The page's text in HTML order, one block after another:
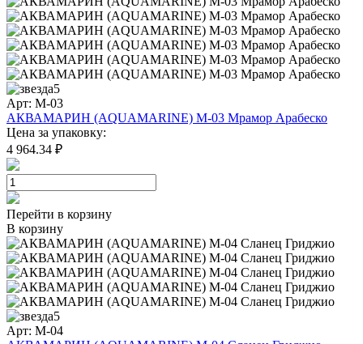
5
Арт: M-03
АКВАМАРИН (AQUAMARINE) M-03 Мрамор Арабеско
Цена за упаковку:
4 964.34 ₽
Перейти в корзину
В корзину
5
Арт: M-04